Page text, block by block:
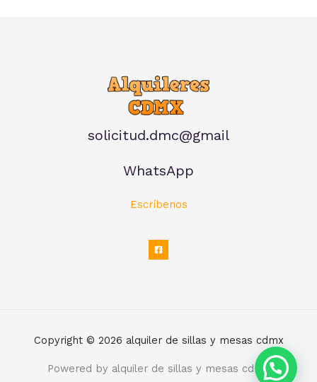
solicitud.dmc@gmail
WhatsApp
Escríbenos
Copyright © 2026 alquiler de sillas y mesas cdmx
Powered by alquiler de sillas y mesas cdmx